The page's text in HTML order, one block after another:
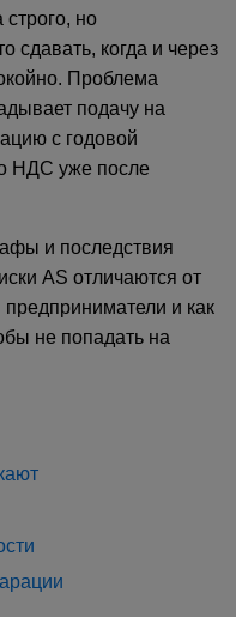
строго, но
сдавать, когда и через
Проблема
подачу на
с годовой
НДС уже после
и последствия
AS отличаются от
и как
не попадать на